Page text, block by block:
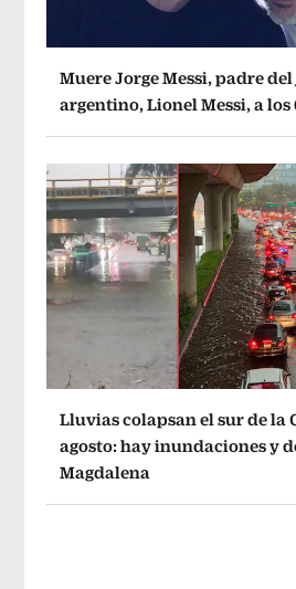
Muere Jorge Messi, padre
argentino, Lionel Messi, a los
Lluvias colapsan el sur de la
agosto: hay inundaciones y
Magdalena